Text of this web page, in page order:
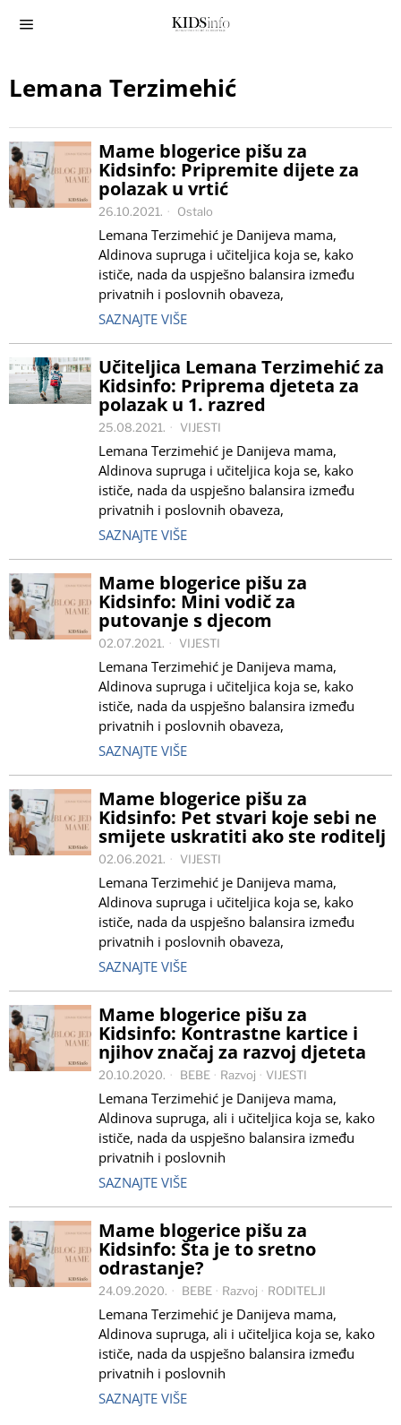
Lemana Terzimehić
Mame blogerice pišu za
Kidsinfo: Pripremite dijete za
polazak u vrtić
26.10.2021. Ostalo
Lemana Terzimehić je Danijeva mama,
Aldinova supruga i učiteljica koja se, kako
ističe, nada da uspješno balansira između
privatnih i poslovnih obaveza,
SAZNAJTE VIŠE
Učiteljica Lemana Terzimehić za
Kidsinfo: Priprema djeteta za
polazak u 1. razred
25.08.2021. VIJESTI
Lemana Terzimehić je Danijeva mama,
Aldinova supruga i učiteljica koja se, kako
ističe, nada da uspješno balansira između
privatnih i poslovnih obaveza,
SAZNAJTE VIŠE
Mame blogerice pišu za
Kidsinfo: Mini vodič za
putovanje s djecom
02.07.2021. VIJESTI
Lemana Terzimehić je Danijeva mama,
Aldinova supruga i učiteljica koja se, kako
ističe, nada da uspješno balansira između
privatnih i poslovnih obaveza,
SAZNAJTE VIŠE
Mame blogerice pišu za
Kidsinfo: Pet stvari koje sebi ne
smijete uskratiti ako ste roditelj
02.06.2021. VIJESTI
Lemana Terzimehić je Danijeva mama,
Aldinova supruga i učiteljica koja se, kako
ističe, nada da uspješno balansira između
privatnih i poslovnih obaveza,
SAZNAJTE VIŠE
Mame blogerice pišu za
Kidsinfo: Kontrastne kartice i
njihov značaj za razvoj djeteta
20.10.2020. BEBE · Razvoj · VIJESTI
Lemana Terzimehić je Danijeva mama,
Aldinova supruga, ali i učiteljica koja se, kako
ističe, nada da uspješno balansira između
privatnih i poslovnih
SAZNAJTE VIŠE
Mame blogerice pišu za
Kidsinfo: Šta je to sretno
odrastanje?
24.09.2020. BEBE · Razvoj · RODITELJI
Lemana Terzimehić je Danijeva mama,
Aldinova supruga, ali i učiteljica koja se, kako
ističe, nada da uspješno balansira između
privatnih i poslovnih
SAZNAJTE VIŠE